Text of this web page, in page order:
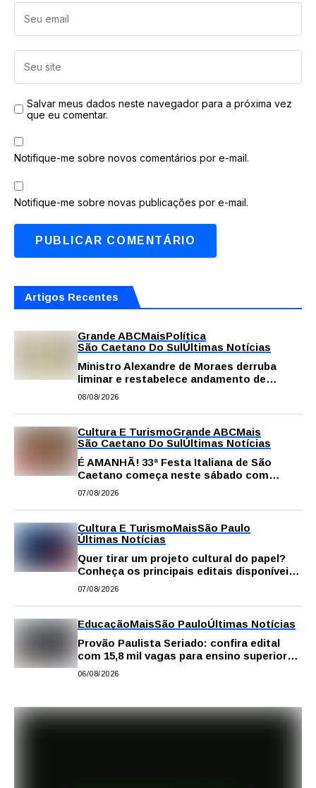
Salvar meus dados neste navegador para a próxima vez
que eu comentar.
Notifique-me sobre novos comentários por e-mail.
Notifique-me sobre novas publicações por e-mail.
Artigos Recentes
Grande ABCMaisPolítica
São Caetano Do SulÚltimas Notícias
Ministro Alexandre de Moraes derruba
liminar e restabelece andamento de
comissão processante contra vereador
08/08/2026
Cultura E TurismoGrande ABCMais
São Caetano Do SulÚltimas Notícias
É AMANHÃ! 33ª Festa Italiana de São
Caetano começa neste sábado com
gastronomia, música e solidariedade
07/08/2026
Cultura E TurismoMaisSão Paulo
Últimas Notícias
Quer tirar um projeto cultural do papel?
Conheça os principais editais disponíveis
em São Paulo
07/08/2026
EducaçãoMaisSão PauloÚltimas Notícias
Provão Paulista Seriado: confira edital
com 15,8 mil vagas para ensino superior
público
06/08/2026